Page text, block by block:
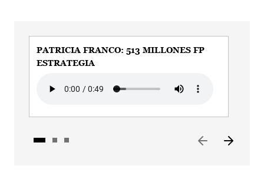
PATRICIA FRANCO: 513 MILLONES FP
ESTRATEGIA